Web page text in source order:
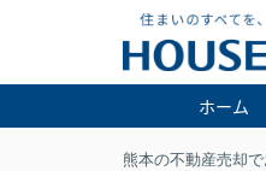
ホーム
熊本の不動産売却